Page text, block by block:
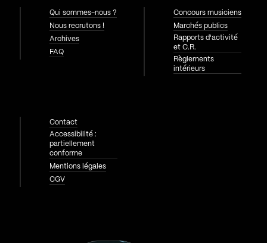
Qui sommes-nous ?
Nous recrutons !
Archives
FAQ
Concours musiciens
Marchés publics
Rapports d'activité
et C.R.
Règlements
intérieurs
Contact
Accessibilité :
partiellement
conforme
Mentions légales
CGV